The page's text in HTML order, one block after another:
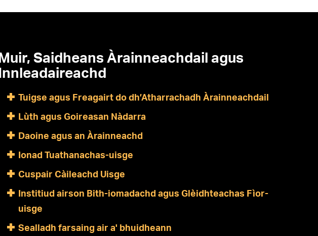
Muir, Saidheans Àrainneachdail agus
Innleadaireachd
Tuigse agus Freagairt do dh’Atharrachadh Àrainneachdail
Lùth agus Goireasan Nàdarra
Daoine agus an Àrainneachd
Ionad Tuathanachas-uisge
Cuspair Càileachd Uisge
Institiud airson Bith-iomadachd agus Glèidhteachas Fìor-
uisge
Sealladh farsaing air a' bhuidheann